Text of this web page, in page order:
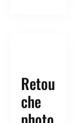
Retou
che